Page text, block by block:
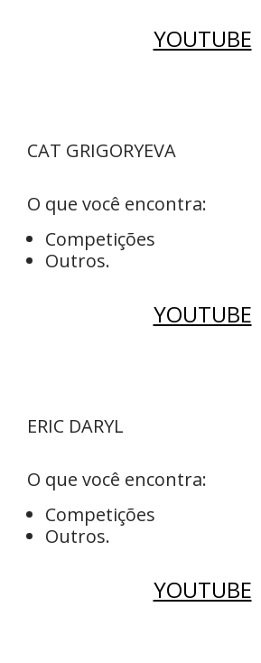
YOUTUBE
CAT GRIGORYEVA
O que você encontra:
Competições
Outros.
YOUTUBE
ERIC DARYL
O que você encontra:
Competições
Outros.
YOUTUBE